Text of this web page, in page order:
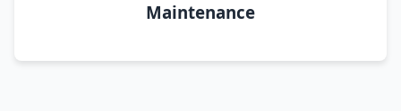
Maintenance